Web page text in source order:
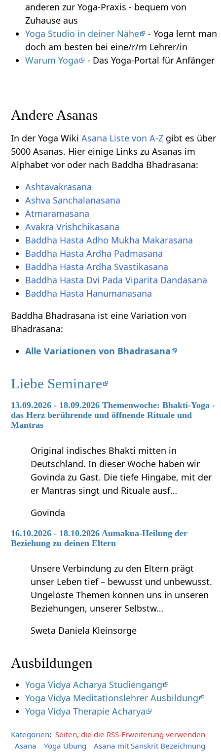
anderen zur Yoga-Praxis - bequem von
Zuhause aus
Yoga Studio in deiner Nähe
- Yoga lernt man
doch am besten bei eine/r/m Lehrer/in
Warum Yoga
- Das Yoga-Portal für Anfänger
Andere Asanas
In der Yoga WikiAsana Liste von A-Z gibt es über
5000 Asanas. Hier einige Links zu Asanas im
Alphabet vor oder nach Baddha Bhadrasana:
Ashtavakrasana
Ashva Sanchalanasana
Atmaramasana
Avakra Vrishchikasana
Baddha Hasta Adho Mukha Makarasana
Baddha Hasta Ardha Padmasana
Baddha Hasta Ardha Svastikasana
Baddha Hasta Dvi Pada Viparita Dandasana
Baddha Hasta Hanumanasana
Baddha Bhadrasana ist eine Variation von
Bhadrasana:
Alle Variationen von Bhadrasana
Liebe Seminare
13.09.2026 - 18.09.2026 Themenwoche: Bhakti-Yoga -
das Herz berührende und öffnende Rituale und
Mantras
Original indisches Bhakti mitten in
Deutschland. In dieser Woche haben wir
Govinda zu Gast. Die tiefe Hingabe, mit der
er Mantras singt und Rituale ausf…
Govinda
16.10.2026 - 18.10.2026 Aumakua-Heilung der
Beziehung zu deinen Eltern
Unsere Verbindung zu den Eltern prägt
unser Leben tief – bewusst und unbewusst.
Ungelöste Themen können uns in unseren
Beziehungen, unserer Selbstw…
Sweta Daniela Kleinsorge
Ausbildungen
Yoga Vidya Acharya Studiengang
Yoga Vidya Meditationslehrer Ausbildung
Yoga Vidya Therapie Acharya
Kategorien: Seiten, die die RSS-Erweiterung verwenden
Asana
Yoga Übung
Asana mit Sanskrit Bezeichnung